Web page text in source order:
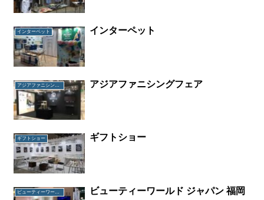
インターペット インターペット
アジアファニシングフェア アジアファニシングフェア
ギフトショー ギフトショー
ビューティーワールド ジャパン 福岡 ビューティーワールド ジャパン 福岡